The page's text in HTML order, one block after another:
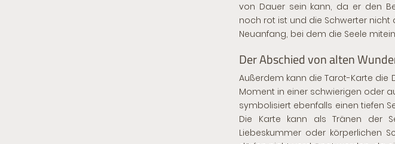
von Dauer sein kann, da er den
noch rot ist und die Schwerter
Neuanfang, bei dem die Seele
Der Abschied von alten
Außerdem kann die Tarot-Karte
Moment in einer schwierigen oder
symbolisiert ebenfalls einen tiefen
Die Karte kann als Tränen der
Liebeskummer oder körperlichen